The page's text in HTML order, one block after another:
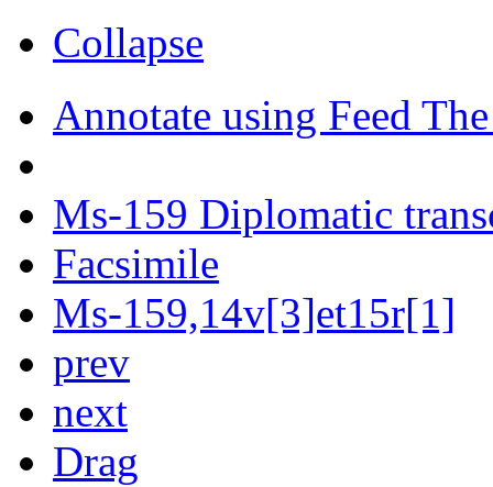
Collapse
Annotate using Feed
Ms-159 Diplomatic
Facsimile
Ms-159,14v[3]et15r[1]
prev
next
Drag